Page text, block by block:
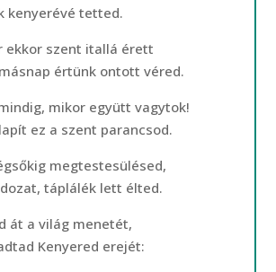
kenyerévé tetted.
ekkor szent itallá érett
értünk ontott véred.
mikor együtt vagytok!
ez a szent parancsod.
megtestesülésed,
táplálék lett élted.
át a világ menetét,
Kenyered erejét: